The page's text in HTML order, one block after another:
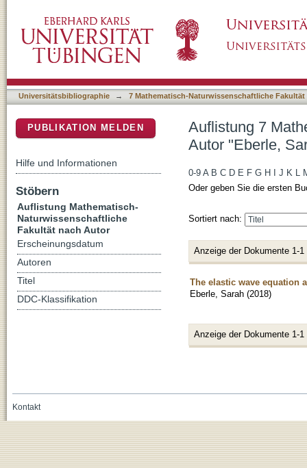
Universitätsbibliographie → 7 Mathematisch-Naturwissenschaftliche Fakultät
Auflistung 7
Autor "Eberle,
0-9 A B C D E F G H J K L
Oder geben Sie die ersten
Sortiert nach:
Anzeige der Dokumente 1-1
The elastic wave equation
Eberle, Sarah (2018)
Anzeige der Dokumente 1-1
PUBLIKATION MELDEN
Hilfe und Informationen
Stöbern
Auflistung Mathematisch-
Naturwissenschaftliche
Fakultät nach Autor
Erscheinungsdatum
Autoren
Titel
DDC-Klassifikation
Kontakt